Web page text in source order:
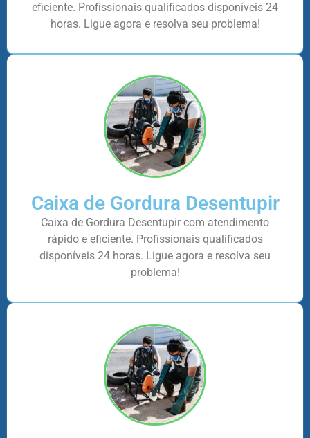
eficiente. Profissionais qualificados disponíveis 24
horas. Ligue agora e resolva seu problema!
Caixa de Gordura Desentupir
Caixa de Gordura Desentupir com atendimento
rápido e eficiente. Profissionais qualificados
disponíveis 24 horas. Ligue agora e resolva seu
problema!